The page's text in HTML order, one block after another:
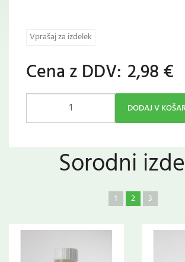
Vprašaj za izdelek
Cena z DDV: 2,98 €
DODAJ V
Sorodni
1 2 3